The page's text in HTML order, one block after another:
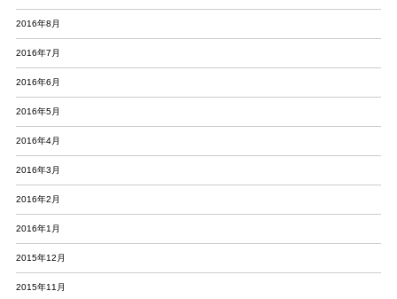
2016年8月
2016年7月
2016年6月
2016年5月
2016年4月
2016年3月
2016年2月
2016年1月
2015年12月
2015年11月